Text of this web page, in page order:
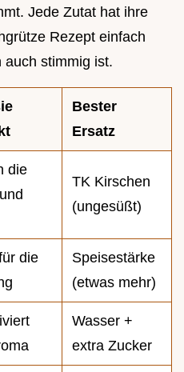
Jede Zutat hat ihre
Rezept einfach
auch stimmig ist.
Bester
Ersatz
die
TK Kirschen
(ungesüßt)
die
Speisestärke
(etwas mehr)
Wasser +
extra Zucker